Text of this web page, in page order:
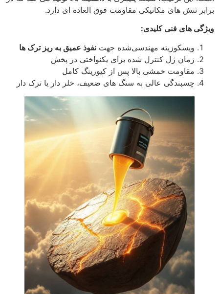
برابر تنش‌ های مکانیکی مقاومت فوق‌ العاده‌ ای دارد.
ویژگی‌ های فنی کلیدی:
ویسکوزیته مهندسی‌شده جهت نفوذ عمیق به ریز ترک‌ ها
زمان ژل کنترل‌ شده برای یکنواختی در پخش
مقاومت خمشی بالا پس از کیورینگ کامل
چسبندگی عالی به سنگ‌ های ضعیف، خلر دار یا ترک‌ دار